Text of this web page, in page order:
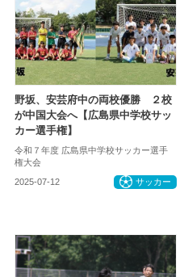
野坂、安芸府中の両校優勝 ２校
が中国大会へ【広島県中学校サッ
カー選手権】
令和７年度 広島県中学校サッカー選手
権大会
2025-07-12 サッカー